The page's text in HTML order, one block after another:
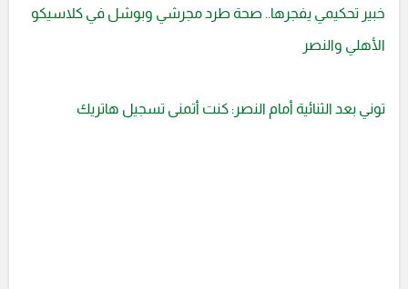
خبير تحكيمي يفجرها.. صحة طرد مجرشي وبوشل في كلاسيكو
الأهلي والنصر
توني بعد الثنائية أمام النصر: كنت أتمنى تسجيل هاتريك